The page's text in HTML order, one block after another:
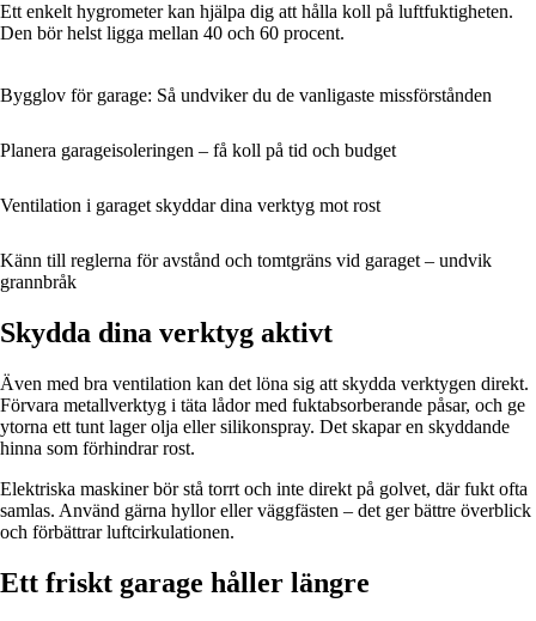
Ett enkelt hygrometer kan hjälpa dig att hålla koll på luftfuktigheten.
Den bör helst ligga mellan 40 och 60 procent.
Bygglov för garage: Så undviker du de vanligaste missförstånden
Planera garageisoleringen – få koll på tid och budget
Ventilation i garaget skyddar dina verktyg mot rost
Känn till reglerna för avstånd och tomtgräns vid garaget – undvik
grannbråk
Skydda dina verktyg aktivt
Även med bra ventilation kan det löna sig att skydda verktygen direkt.
Förvara metallverktyg i täta lådor med fuktabsorberande påsar, och ge
ytorna ett tunt lager olja eller silikonspray. Det skapar en skyddande
hinna som förhindrar rost.
Elektriska maskiner bör stå torrt och inte direkt på golvet, där fukt ofta
samlas. Använd gärna hyllor eller väggfästen – det ger bättre överblick
och förbättrar luftcirkulationen.
Ett friskt garage håller längre